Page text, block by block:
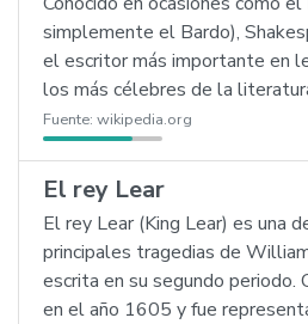
simplemente el Bardo),
el escritor más importante en
los más célebres de la
Fuente: wikipedia.org
El rey Lear
El rey Lear (King Lear) es una
principales tragedias de
escrita en su segundo periodo.
en el año 1605 y fue